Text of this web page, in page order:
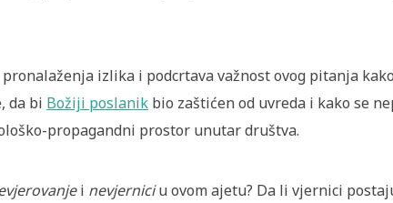
izlika i podcrtava važnost ovog pitanja
da bi Božiji poslanik bio zaštićen od uvreda i kako se
propagandni prostor unutar društva.
i nevjerniciu ovom ajetu? Da li vjernici